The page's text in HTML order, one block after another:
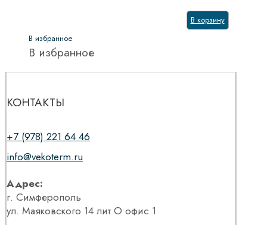
В корзину
В избранное
В избранное
КОНТАКТЫ
+7 (978) 221 64 46
info@vekoterm.ru
Адрес:
г. Симферополь
ул. Маяковского 14 лит О офис 1